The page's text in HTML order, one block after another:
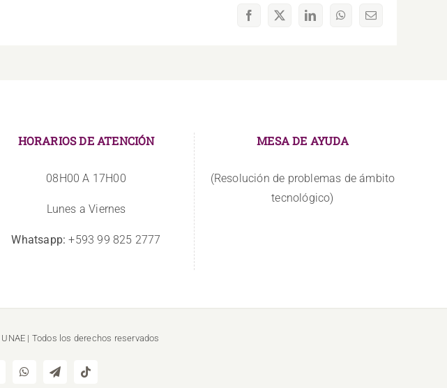
Facebook
X LinkedInWhatsAppCorreo
HORARIOS DE ATENCIÓN
08H00 A 17H00
Lunes a Viernes
Whatsapp: +593 99 825 2777
MESA DE AYUDA
(Resolución de problemas de ámbito
tecnológico)
UNAE | Todos los derechos reservados
WhatsAppTelegramTiktok